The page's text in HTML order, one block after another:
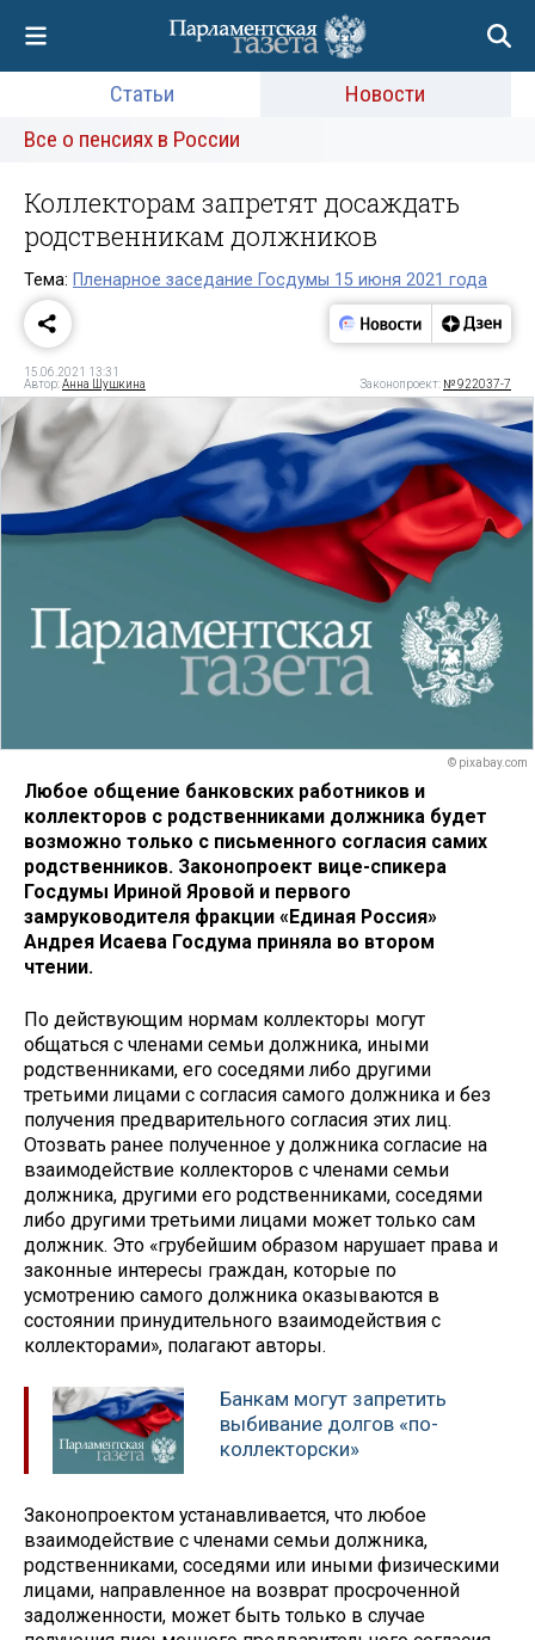
Статьи
Новости
Все о пенсиях в России
Коллекторам запретят досаждать
родственникам должников
Тема: Пленарное заседание Госдумы 15 июня 2021 года
15.06.2021 13:31
Автор:Анна Шушкина Законопроект: № 922037-7
© pixabay.com
Любое общение банковских работников и
коллекторов с родственниками должника будет
возможно только с письменного согласия самих
родственников. Законопроект вице-спикера
Госдумы Ириной Яровой и первого
замруководителя фракции «Единая Россия»
Андрея Исаева Госдума приняла во втором
чтении.
По действующим нормам коллекторы могут
общаться с членами семьи должника, иными
родственниками, его соседями либо другими
третьими лицами с согласия самого должника и без
получения предварительного согласия этих лиц.
Отозвать ранее полученное у должника согласие на
взаимодействие коллекторов с членами семьи
должника, другими его родственниками, соседями
либо другими третьими лицами может только сам
должник. Это «грубейшим образом нарушает права и
законные интересы граждан, которые по
усмотрению самого должника оказываются в
состоянии принудительного взаимодействия с
коллекторами», полагают авторы.
Банкам могут запретить
выбивание долгов «по-
коллекторски»
Законопроектом устанавливается, что любое
взаимодействие с членами семьи должника,
родственниками, соседями или иными физическими
лицами, направленное на возврат просроченной
задолженности, может быть только в случае